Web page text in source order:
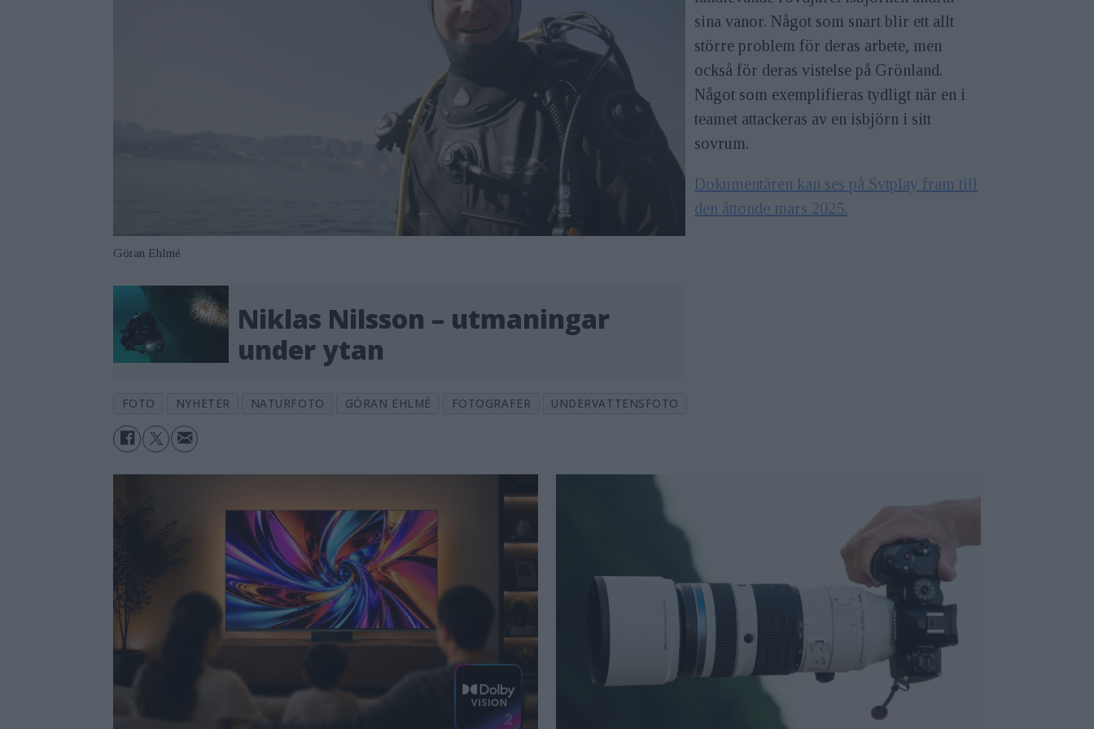
Göran Ehlmé
sina vanor. Något som snart blir ett allt
större problem för deras arbete, men
också för deras vistelse på Grönland.
Något som exemplifieras tydligt när en i
teamet attackeras av en isbjörn i sitt
sovrum.
Niklas Nilsson – utmaningar
under ytan
Dokumentären kan ses på Svtplay fram till
den åttonde mars 2025.
FOTO NYHETER NATURFOTO GÖRAN EHLMÉ FOTOGRAFER UNDERVATTENSFOTO